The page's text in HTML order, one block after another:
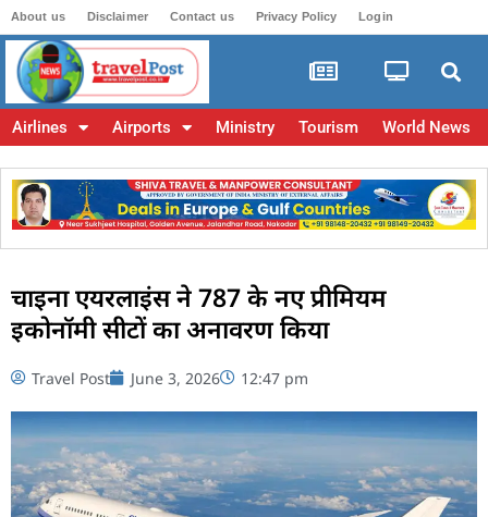
About us Disclaimer Contact us Privacy Policy Login
Airlines Airports Ministry Tourism World News
चाइना एयरलाइंस ने 787 के नए प्रीमियम
इकोनॉमी सीटों का अनावरण किया
Travel Post June 3, 2026 12:47 pm